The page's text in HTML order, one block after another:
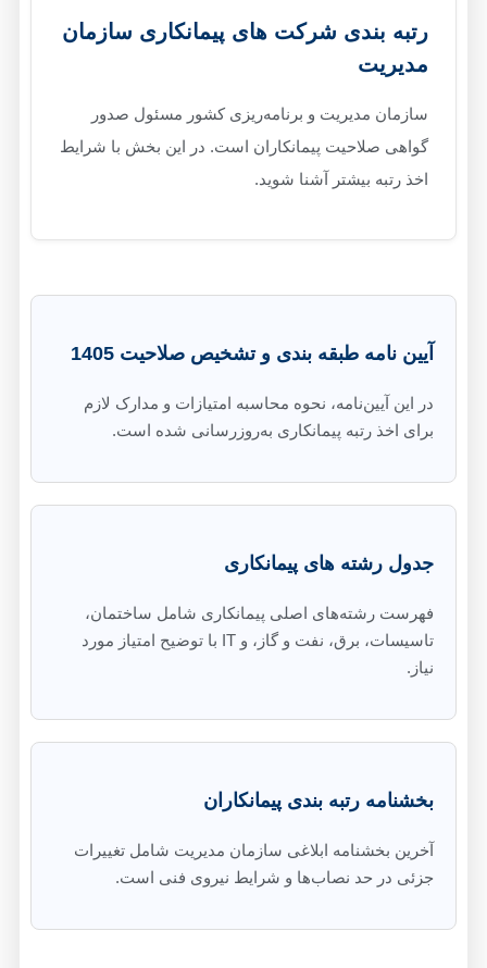
رتبه بندی شرکت‌ های پیمانکاری سازمان
مدیریت
سازمان مدیریت و برنامه‌ریزی کشور مسئول صدور
گواهی صلاحیت پیمانکاران است. در این بخش با شرایط
اخذ رتبه بیشتر آشنا شوید.
آیین نامه طبقه بندی و تشخیص صلاحیت 1405
در این آیین‌نامه، نحوه محاسبه امتیازات و مدارک لازم
برای اخذ رتبه پیمانکاری به‌روزرسانی شده است.
جدول رشته‌ های پیمانکاری
فهرست رشته‌های اصلی پیمانکاری شامل ساختمان،
تاسیسات، برق، نفت و گاز، و IT با توضیح امتیاز مورد
نیاز.
بخشنامه رتبه بندی پیمانکاران
آخرین بخشنامه ابلاغی سازمان مدیریت شامل تغییرات
جزئی در حد نصاب‌ها و شرایط نیروی فنی است.